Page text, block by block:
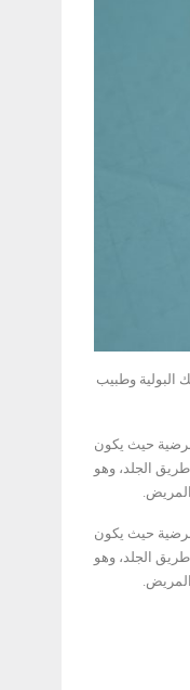
البولية وطبيب
حيث يكون
الجلد، وهو
حيث يكون
الجلد، وهو